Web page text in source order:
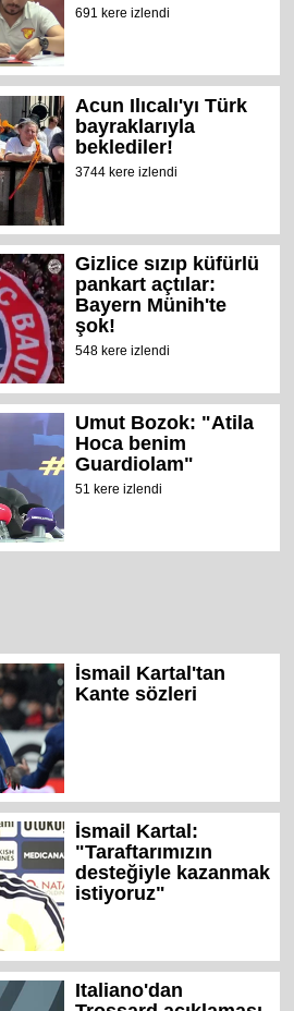
691 kere izlendi
Acun Ilıcalı'yı Türk
bayraklarıyla
beklediler!
3744 kere izlendi
Gizlice sızıp küfürlü
pankart açtılar:
Bayern Münih'te
şok!
548 kere izlendi
Umut Bozok: "Atila
Hoca benim
Guardiolam"
51 kere izlendi
İsmail Kartal'tan
Kante sözleri
İsmail Kartal:
"Taraftarımızın
desteğiyle kazanmak
istiyoruz"
Italiano'dan